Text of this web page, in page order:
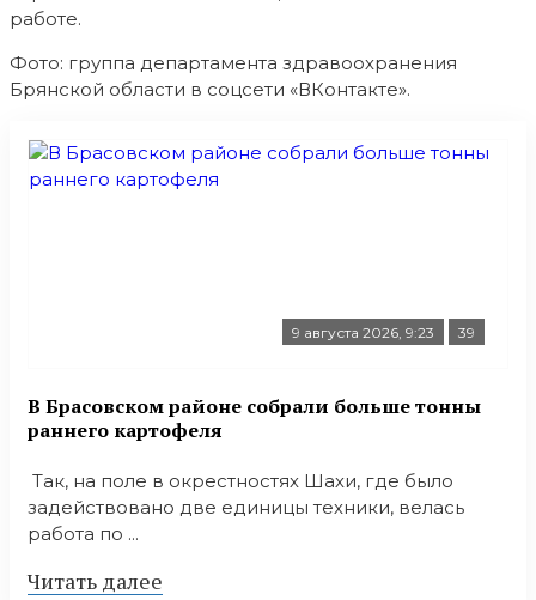
работе.
Фото: группа департамента здравоохранения
Брянской области в соцсети «ВКонтакте».
9 августа 2026, 9:23 39
В Брасовском районе собрали больше тонны
раннего картофеля
Так, на поле в окрестностях Шахи, где было
задействовано две единицы техники, велась
работа по ...
Читать далее